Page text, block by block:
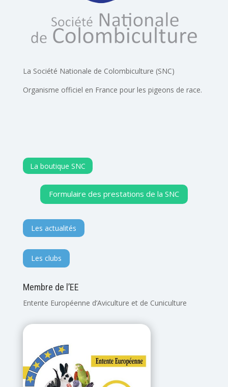
La Société Nationale de Colombiculture (SNC)
Organisme officiel en France pour les pigeons de race.
La boutique SNC
Formulaire des prestations de la SNC
Les actualités
Les clubs
Membre de l’EE
Entente Européenne d’Aviculture et de Cuniculture